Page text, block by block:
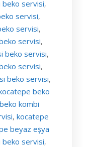
beko servisi,
servisi,
servisi,
servisi,
beko servisi,
servisi,
beko servisi,
beko
kombi
, kocatepe
beyaz eşya
servisi,